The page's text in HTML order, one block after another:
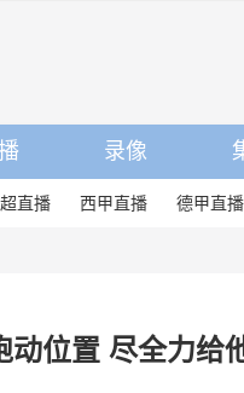
录像
直播 西甲直播 德甲直播
位置 尽全力给